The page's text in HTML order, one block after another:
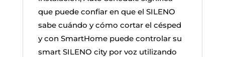
que puede confiar en que el SILENO
sabe cuándo y cómo cortar el césped
y con SmartHome puede controlar su
smart SILENO city por voz utilizando